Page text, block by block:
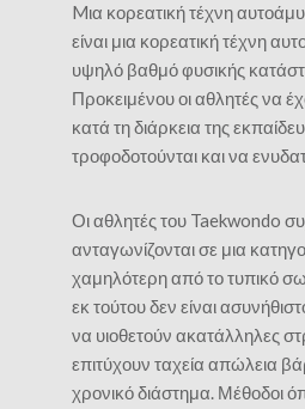
Mια κορεατική τέχνη
είναι μια κορεατική τέχνη
υψηλό βαθμό φυσικής
Προκειμένου οι αθλητές να
κατά τη διάρκεια της
τροφοδοτούνται και να
Οι αθλητές του Taekwondo
ανταγωνίζονται σε μια
χαμηλότερη από το τυπικό
εκ τούτου δεν είναι
να υιοθετούν ακατάλληλες
επιτύχουν ταχεία απώλεια
χρονικό διάστημα. Μέθοδοι